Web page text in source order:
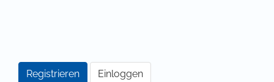
Registrieren Einloggen